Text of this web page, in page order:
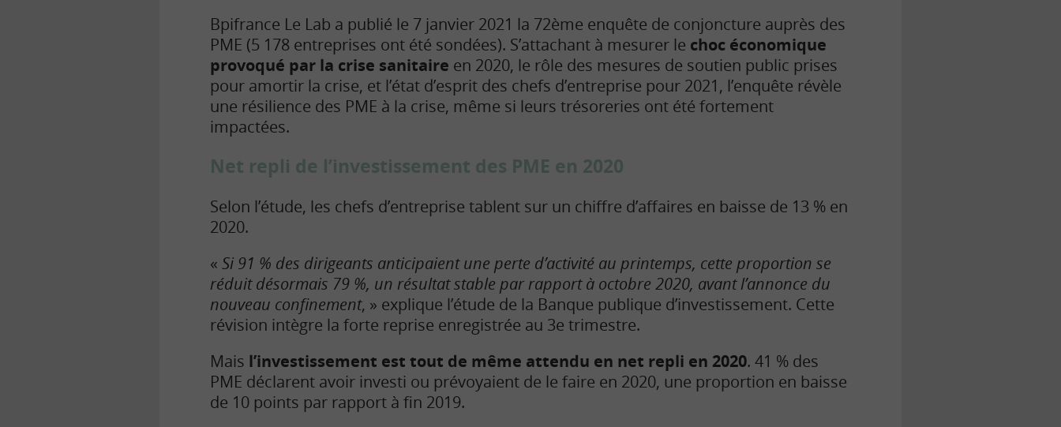
Bpifrance Le Lab a publié le 7 janvier 2021 la 72ème enquête de conjoncture auprès des
PME (5 178 entreprises ont été sondées). S’attachant à mesurer le choc économique
provoqué par la crise sanitaire en 2020, le rôle des mesures de soutien public prises
pour amortir la crise, et l’état d’esprit des chefs d’entreprise pour 2021, l’enquête révèle
une résilience des PME à la crise, même si leurs trésoreries ont été fortement
impactées.
Net repli de l’investissement des PME en 2020
Selon l’étude, les chefs d’entreprise tablent sur un chiffre d’affaires en baisse de 13 % en
2020.
« Si 91 % des dirigeants anticipaient une perte d’activité au printemps, cette proportion se
réduit désormais 79 %, un résultat stable par rapport à octobre 2020, avant l’annonce du
nouveau confinement, » explique l’étude de la Banque publique d’investissement. Cette
révision intègre la forte reprise enregistrée au 3e trimestre.
Mais l’investissement est tout de même attendu en net repli en 2020. 41 % des
PME déclarent avoir investi ou prévoyaient de le faire en 2020, une proportion en baisse
de 10 points par rapport à fin 2019.